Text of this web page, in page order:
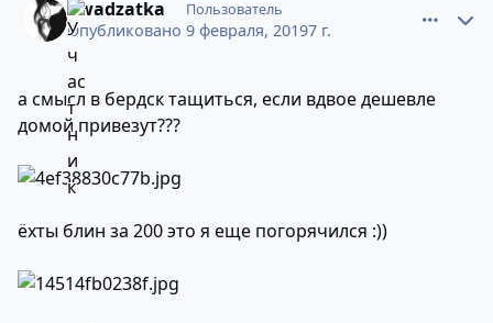
dwadzatka Пользователь
Опубликовано 9 февраля, 20197 г.
а смысл в бердск тащиться, если вдвое дешевле
домой привезут???
ёхты блин за 200 это я еще погорячился :))